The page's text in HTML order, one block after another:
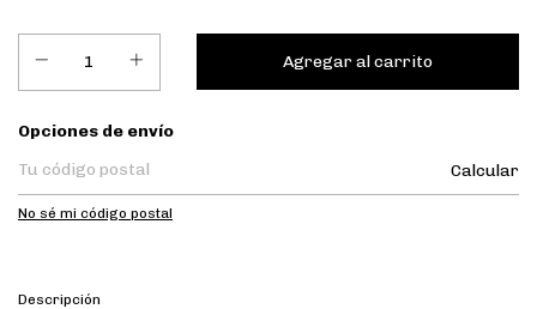
Entregas para el CP:
Opciones de envío
Calcular
No sé mi código postal
Descripción